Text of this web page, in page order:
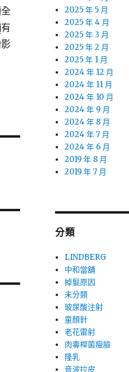
有
2025 年 5 月
2025 年 4 月
2025 年 3 月
2025 年 2 月
2025 年 1 月
2024 年 12 月
2024 年 11 月
2024 年 10 月
2024 年 9 月
2024 年 8 月
2024 年 7 月
2024 年 6 月
2019 年 8 月
2019 年 7 月
分類
LINDBERG
中和當舖
掉髮原因
未分類
玻尿酸注射
童顏針
老花雷射
肉毒桿菌瘦臉
隆乳
音波拉皮